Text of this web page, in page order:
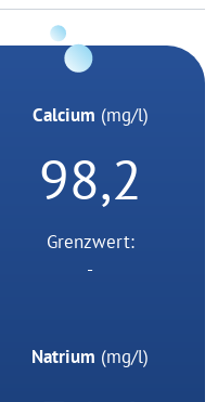
Calcium (mg/l)
98,2
Grenzwert:
-
Natrium (mg/l)